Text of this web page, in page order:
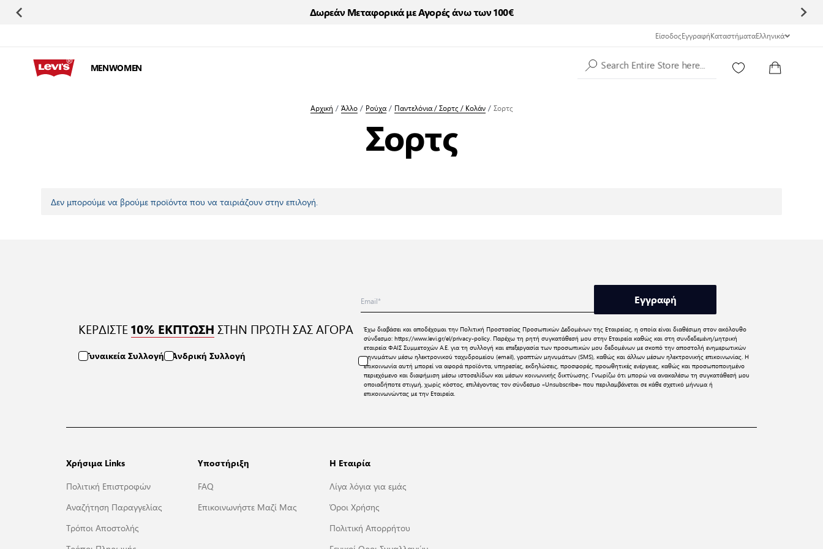
Δωρεάν Μεταφορικά με Αγορές άνω των 100€
ΕίσοδοςΕγγραφήΚαταστήματαΕλληνικά
MENWOMEN Search Entire Store here...
Αρχική / Άλλο / Ρούχα / Παντελόνια / Σορτς / Κολάν / Σορτς
Σορτς
Δεν μπορούμε να βρούμε προϊόντα που να ταιριάζουν στην επιλογή.
ΚΕΡΔΙΣΤΕ 10% ΕΚΠΤΩΣΗ ΣΤΗΝ ΠΡΩΤΗ ΣΑΣ ΑΓΟΡΑ
Γυναικεία Συλλογή Ανδρική Συλλογή
Εγγραφή
Έχω διαβάσει και αποδέχομαι την Πολιτική Προστασίας Προσωπικών Δεδομένωντης Εταιρείας, η οποία είναι διαθέσιμη στον ακόλουθο
σύνδεσμο:https://www.levi.gr/el/privacy-policy. Παρέχω τη ρητή συγκατάθεσή μου στην Εταιρεία καθώς και στη συνδεδεμένη/μητρική
εταιρεία ΦΑΙΣ Συμμετοχών Α.Ε. για τη συλλογή και επεξεργασία των προσωπικών μου δεδομένων με σκοπό την αποστολή ενημερωτικών
μηνυμάτων μέσω ηλεκτρονικού ταχυδρομείου (email), γραπτών μηνυμάτων (SMS), καθώς και άλλων μέσων ηλεκτρονικής επικοινωνίας. Η
επικοινωνία αυτή μπορεί να αφορά προϊόντα, υπηρεσίες, εκδηλώσεις, προσφορές, προωθητικές ενέργειες, καθώς και προσωποποιημένο
περιεχόμενο και διαφήμιση μέσω ιστοσελίδων και μέσων κοινωνικής δικτύωσης. Γνωρίζω ότι μπορώ να ανακαλέσω τη συγκατάθεσή μου
οποιαδήποτε στιγμή, χωρίς κόστος, επιλέγοντας τον σύνδεσμο «Unsubscribe» που περιλαμβάνεται σε κάθε σχετικό μήνυμα ή
επικοινωνώντας με την Εταιρεία.
Χρήσιμα Links
Πολιτική Επιστροφών
Αναζήτηση Παραγγελίας
Τρόποι Αποστολής
Υποστήριξη
FAQ
Επικοινωνήστε Μαζί Μας
Η Εταιρία
Λίγα λόγια για εμάς
Όροι Χρήσης
Πολιτική Απορρήτου